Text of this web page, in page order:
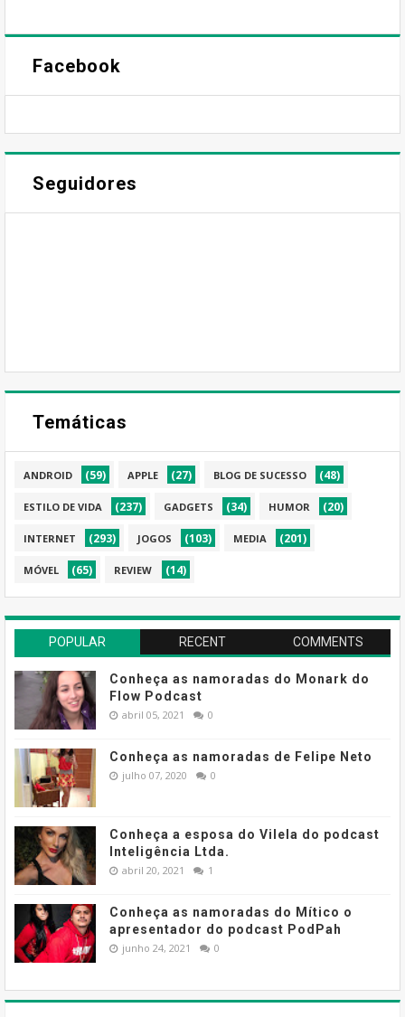
Facebook
Seguidores
Temáticas
ANDROID (59) APPLE (27) BLOG DE SUCESSO (48)
ESTILO DE VIDA (237) GADGETS (34) HUMOR (20)
INTERNET (293) JOGOS (103) MEDIA (201)
MÓVEL (65) REVIEW (14)
POPULAR RECENT COMMENTS
Conheça as namoradas do Monark do
Flow Podcast
abril 05, 2021 0
Conheça as namoradas de Felipe Neto
julho 07, 2020 0
Conheça a esposa do Vilela do podcast
Inteligência Ltda.
abril 20, 2021 1
Conheça as namoradas do Mítico o
apresentador do podcast PodPah
junho 24, 2021 0